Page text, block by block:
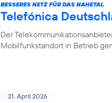
BESSERES NETZ FÜR DAS NAHETAL
Telefónica
Der
Mobilfunkstandort in Betrieb
21. April 2026